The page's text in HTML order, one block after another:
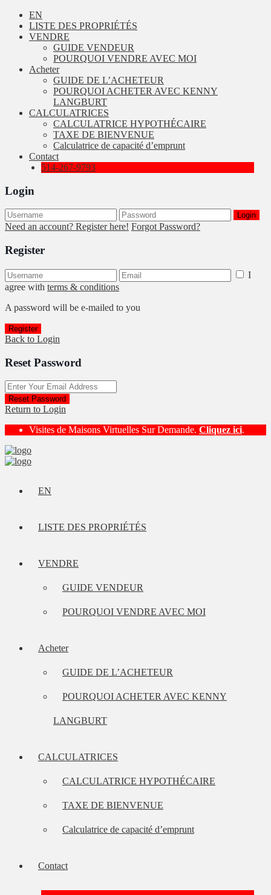
EN
LISTE DES PROPRIÉTÉS
VENDRE
GUIDE VENDEUR
POURQUOI VENDRE AVEC MOI
Acheter
GUIDE DE L’ACHETEUR
POURQUOI ACHETER AVEC KENNY
LANGBURT
CALCULATRICES
CALCULATRICE HYPOTHÉCAIRE
TAXE DE BIENVENUE
Calculatrice de capacité d’emprunt
Contact
514-267-9793
Login
Login
Need an account? Register here! Forgot Password?
Register
I
agree with terms & conditions
A password will be e-mailed to you
Register
Back to Login
Reset Password
Reset Password
Return to Login
Visites de Maisons Virtuelles Sur Demande. Cliquez ici.
EN
LISTE DES PROPRIÉTÉS
VENDRE
GUIDE VENDEUR
POURQUOI VENDRE AVEC MOI
Acheter
GUIDE DE L’ACHETEUR
POURQUOI ACHETER AVEC KENNY
LANGBURT
CALCULATRICES
CALCULATRICE HYPOTHÉCAIRE
TAXE DE BIENVENUE
Calculatrice de capacité d’emprunt
Contact